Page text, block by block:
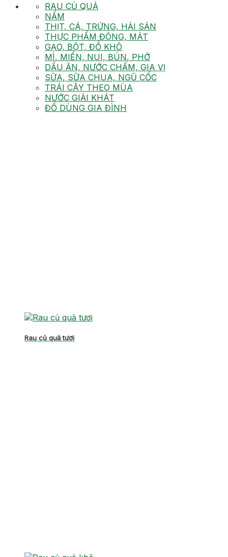
RAU CỦ QUẢ
NẤM
THỊT, CÁ, TRỨNG, HẢI SẢN
THỰC PHẨM ĐÔNG, MÁT
GẠO, BỘT, ĐỒ KHÔ
MÌ, MIẾN, NUI, BÚN, PHỞ
DẦU ĂN, NƯỚC CHẤM, GIA VỊ
SỮA, SỮA CHUA, NGŨ CỐC
TRÁI CÂY THEO MÙA
NƯỚC GIẢI KHÁT
ĐỒ DÙNG GIA ĐÌNH
Rau củ quả tươi